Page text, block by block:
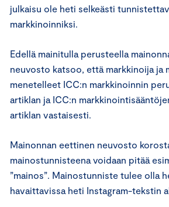
julkaisu ole heti selkeästi
markkinoinniksi.
Edellä mainitulla perusteella
neuvosto katsoo, että markkinoija ja
menetelleet ICC:n markkinoinnin
artiklan ja ICC:n
artiklan vastaisesti.
Mainonnan eettinen neuvosto
mainostunnisteena voidaan pitää
”mainos”. Mainostunniste tulee olla
havaittavissa heti Instagram-tekstin